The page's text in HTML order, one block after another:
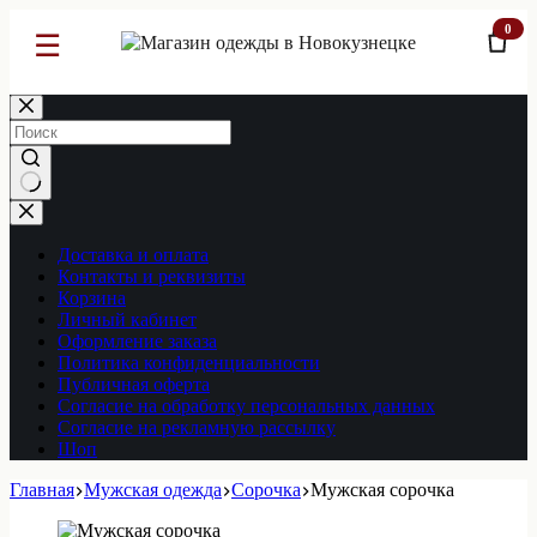
☰ 0
Перейти
к
сути
Ничего
не
найденоДоставка и оплата
Контакты и реквизиты
Корзина
Личный кабинет
Оформление заказа
Политика конфиденциальности
Публичная оферта
Согласие на обработку персональных данных
Согласие на рекламную рассылку
Шоп
Главная Мужская одежда Сорочка Мужская сорочка